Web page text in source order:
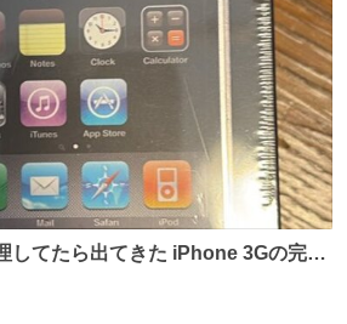
してたら出てきた iPhone 3Gの完全
天だかで買った多分未使用のデモ機
だよね ヤフオクで売れてない190万